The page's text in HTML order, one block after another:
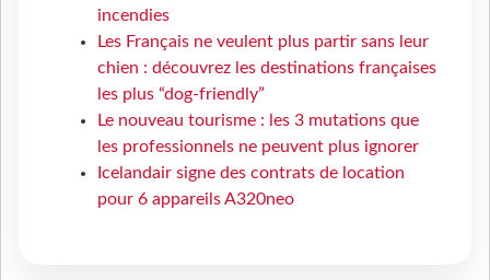
incendies
Les Français ne veulent plus partir sans leur
chien : découvrez les destinations françaises
les plus “dog-friendly”
Le nouveau tourisme : les 3 mutations que
les professionnels ne peuvent plus ignorer
Icelandair signe des contrats de location
pour 6 appareils A320neo